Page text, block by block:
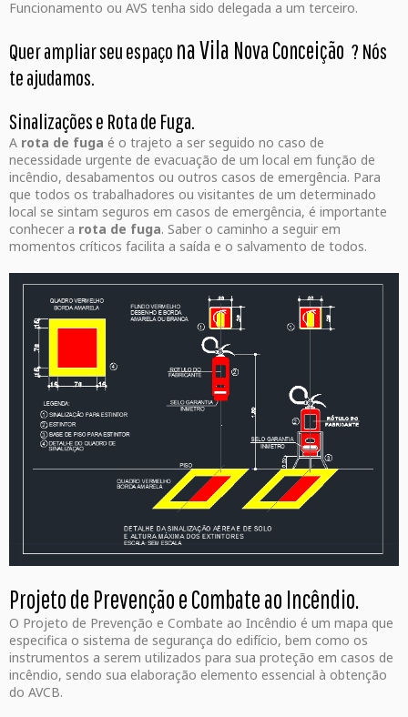
Funcionamento ou AVS tenha sido delegada a um terceiro.
Quer ampliar seu espaço na Vila Nova Conceição ? Nós
te ajudamos.
Sinalizações e Rota de Fuga.
A rota de fuga é o trajeto a ser seguido no caso de
necessidade urgente de evacuação de um local em função de
incêndio, desabamentos ou outros casos de emergência. Para
que todos os trabalhadores ou visitantes de um determinado
local se sintam seguros em casos de emergência, é importante
conhecer a rota de fuga. Saber o caminho a seguir em
momentos críticos facilita a saída e o salvamento de todos.
Projeto de Prevenção e Combate ao Incêndio.
O Projeto de Prevenção e Combate ao Incêndio é um mapa que
especifica o sistema de segurança do edifício, bem como os
instrumentos a serem utilizados para sua proteção em casos de
incêndio, sendo sua elaboração elemento essencial à obtenção
do AVCB.